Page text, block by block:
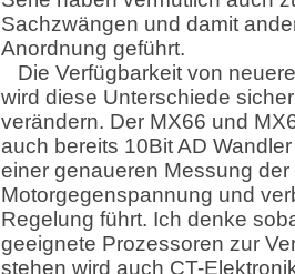
Sachzwängen und damit
Anordnung geführt.
Die Verfügbarkeit von
wird diese Unterschiede
verändern. Der MX66 und
auch bereits 10Bit AD
einer genaueren Messung der
Motorgegenspannung und
Regelung führt. Ich denke
geeignete Prozessoren zur
stehen wird auch CT-